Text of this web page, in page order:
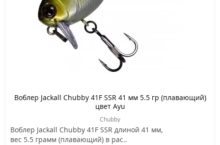
Воблер Jackall Chubby 41F SSR 41 мм 5.5 гр (плавающий)
цвет Ayu
Chubby
Воблер Jackall Chubby 41F SSR длиной 41 мм,
вес 5.5 грамм (плавающий) в рас..